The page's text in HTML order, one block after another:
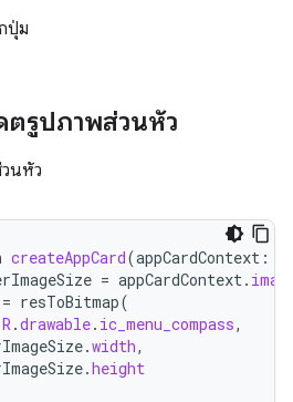
ปุ่ม
รูปภาพส่วนหัว
นหัว
createAppCard(appCardContext :
= appCardContext.
= resToBitmap(
R .drawable. ic_menu_compass,
.width,
.height